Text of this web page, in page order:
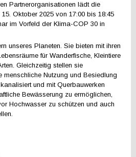
Partnerorganisationen lädt die
Oktober 2025 von 17:00 bis 18:45
im Vorfeld der Klima-COP 30 in
unseres Planeten. Sie bieten mit ihren
für Wanderfische, Kleintiere
Gleichzeitig stellen sie
menschliche Nutzung und Besiedlung
und mit Querbauwerken
Bewässerung zu ermöglichen,
Hochwasser zu schützen und auch